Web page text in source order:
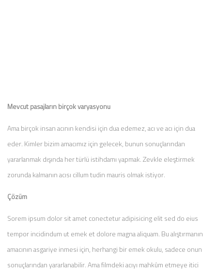
Mevcut pasajların birçok varyasyonu
Ama birçok insan acının kendisi için dua edemez, acı ve acı için dua
eder. Kimler bizim amacımız için gelecek, bunun sonuçlarından
yararlanmak dışında her türlü istihdamı yapmak. Zevkle eleştirmek
zorunda kalmanın acısı cillum tudin mauris olmak istiyor.
Çözüm
Sorem ipsum dolor sit amet conectetur adipisicing elit sed do eius
tempor incidindum ut emek et dolore magna aliquam. Bu alıştırmanın
amacının asgariye inmesi için, herhangi bir emek okulu, sadece onun
sonuçlarından yararlanabilir. Ama filmdeki acıyı mahkûm etmeye itici